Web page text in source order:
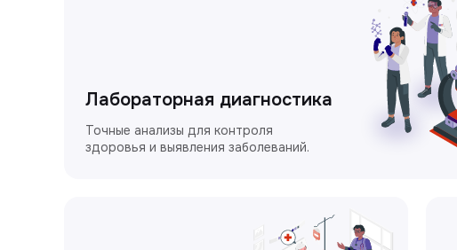
Лабораторная диагностика
Точные анализы для контроля
здоровья и выявления заболеваний.